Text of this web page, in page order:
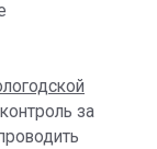
за